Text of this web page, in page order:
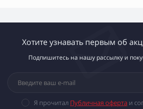
Хотите узнавать первым об
Подпишитесь на нашу рассылку и
Я прочитал Публичная оферта и